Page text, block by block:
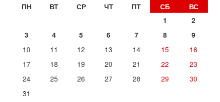
достижении исторического соглашения о полном
разоружении ХАМАСа и других вооруженных группировок в
Иран доведет Трампа до крайних мер? Разбор и
оценка от военного обозревателя Давида Шарпа
Ситуация вокруг противостояния Ирана и США накаляется
с каждым днем. Почему Трамп в самый последний момент
Нью-Йорк готовится к визиту Нетаниягу - НОВОСТИ
ПН
ВТ СР ЧТ ПТ СБ
ВС
1
2
3
4 5 6 7 8
9
10
11 12 13 14 15
16
17
18 19 20 21 22
23
24
25 26 27 28 29
30
31